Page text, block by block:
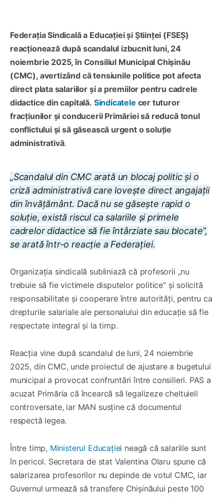
Federația Sindicală a Educației și Științei (FSEȘ)
reacționează după scandalul izbucnit luni, 24
noiembrie 2025, în Consiliul Municipal Chișinău
(CMC), avertizând că tensiunile politice pot afecta
direct plata salariilor și a premiilor pentru cadrele
didactice din capitală. Sindicatele cer tuturor
fracțiunilor și conducerii Primăriei să reducă tonul
conflictului și să găsească urgent o soluție
administrativă.
„Scandalul din CMC arată un blocaj politic și o
criză administrativă care lovește direct angajații
din învățământ. Dacă nu se găsește rapid o
soluție, există riscul ca salariile și primele
cadrelor didactice să fie întârziate sau blocate”,
se arată într-o reacție a Federației.
Organizația sindicală subliniază că profesorii „nu
trebuie să fie victimele disputelor politice” și solicită
responsabilitate și cooperare între autorități, pentru ca
drepturile salariale ale personalului din educație să fie
respectate integral și la timp.
Reacția vine după scandalul de luni, 24 noiembrie
2025, din CMC, unde proiectul de ajustare a bugetului
municipal a provocat confruntări între consilieri. PAS a
acuzat Primăria că încearcă să legalizeze cheltuieli
controversate, iar MAN susține că documentul
respectă legea.
Între timp, Ministerul Educației neagă că salariile sunt
în pericol. Secretara de stat Valentina Olaru spune că
salarizarea profesorilor nu depinde de votul CMC, iar
Guvernul urmează să transfere Chișinăului peste 100